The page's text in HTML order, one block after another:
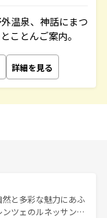
温泉、神話にまつ
ことんご案内。
詳細を見る
と多彩な魅力にあふ
ツェのルネッサンス